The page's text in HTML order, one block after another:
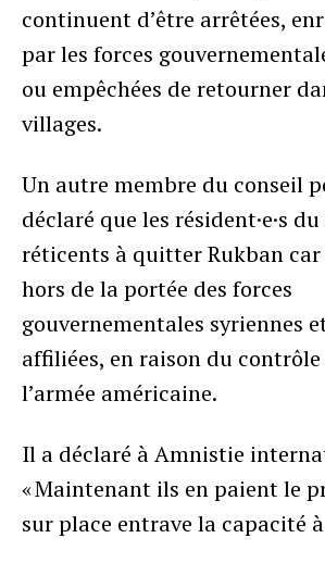
continuent d’être arrêtées,
par les forces
ou empêchées de retourner
villages.
Un autre membre du conseil
déclaré que les résident·e·s
réticents à quitter Rukban car
hors de la portée des forces
gouvernementales syriennes
affiliées, en raison du contrôle
l’armée américaine.
Il a déclaré à Amnistie
« Maintenant ils en paient le
sur place entrave la capacité